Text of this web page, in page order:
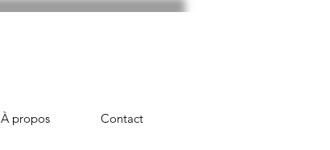
À propos Contact